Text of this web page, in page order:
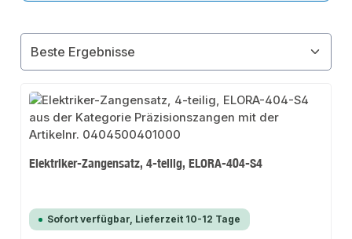
Elektriker-Zangensatz, 4-teilig, ELORA-404-S4
Sofort verfügbar, Lieferzeit 10-12 Tage